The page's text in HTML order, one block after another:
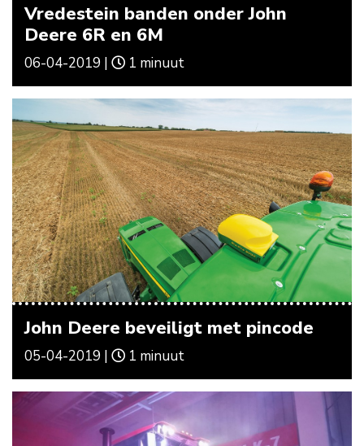
Vredestein banden onder John
Deere 6R en 6M
06-04-2019 | 1 minuut
John Deere beveiligt met pincode
05-04-2019 | 1 minuut